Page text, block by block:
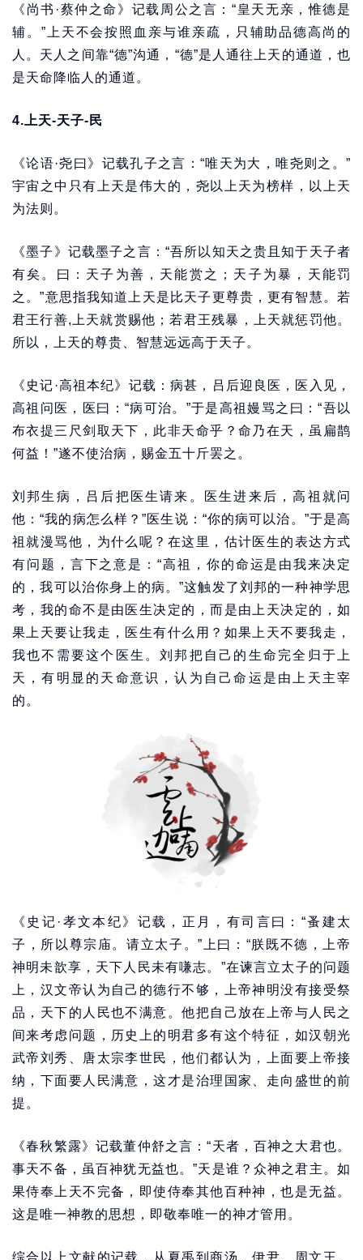
《尚书·蔡仲之命》记载周公之言：“皇天无亲，惟德是
辅。”上天不会按照血亲与谁亲疏，只辅助品德高尚的
人。天人之间靠“德”沟通，“德”是人通往上天的通道，也
是天命降临人的通道。
4.上天-天子-民
《论语·尧曰》记载孔子之言：“唯天为大，唯尧则之。”
宇宙之中只有上天是伟大的，尧以上天为榜样，以上天
为法则。
《墨子》记载墨子之言：“吾所以知天之贵且知于天子者
有矣。曰：天子为善，天能赏之；天子为暴，天能罚
之。”意思指我知道上天是比天子更尊贵，更有智慧。若
君王行善,上天就赏赐他；若君王残暴，上天就惩罚他。
所以，上天的尊贵、智慧远远高于天子。
《史记·高祖本纪》记载：病甚，吕后迎良医，医入见，
高祖问医，医曰：“病可治。”于是高祖嫚骂之曰：“吾以
布衣提三尺剑取天下，此非天命乎？命乃在天，虽扁鹊
何益！”遂不使治病，赐金五十斤罢之。
刘邦生病，吕后把医生请来。医生进来后，高祖就问
他：“我的病怎么样？”医生说：“你的病可以治。”于是高
祖就漫骂他，为什么呢？在这里，估计医生的表达方式
有问题，言下之意是：“高祖，你的命运是由我来决定
的，我可以治你身上的病。”这触发了刘邦的一种神学思
考，我的命不是由医生决定的，而是由上天决定的，如
果上天要让我走，医生有什么用？如果上天不要我走，
我也不需要这个医生。刘邦把自己的生命完全归于上
天，有明显的天命意识，认为自己命运是由上天主宰
的。
《史记·孝文本纪》记载，正月，有司言曰：“蚤建太
子，所以尊宗庙。请立太子。”上曰：“朕既不德，上帝
神明未歆享，天下人民未有嗛志。”在谏言立太子的问题
上，汉文帝认为自己的德行不够，上帝神明没有接受祭
品，天下的人民也不满意。他把自己放在上帝与人民之
间来考虑问题，历史上的明君多有这个特征，如汉朝光
武帝刘秀、唐太宗李世民，他们都认为，上面要上帝接
纳，下面要人民满意，这才是治理国家、走向盛世的前
提。
《春秋繁露》记载董仲舒之言：“天者，百神之大君也。
事天不备，虽百神犹无益也。”天是谁？众神之君主。如
果侍奉上天不完备，即使侍奉其他百种神，也是无益。
这是唯一神教的思想，即敬奉唯一的神才管用。
综合以上文献的记载，从夏禹到商汤、伊尹、周文王、